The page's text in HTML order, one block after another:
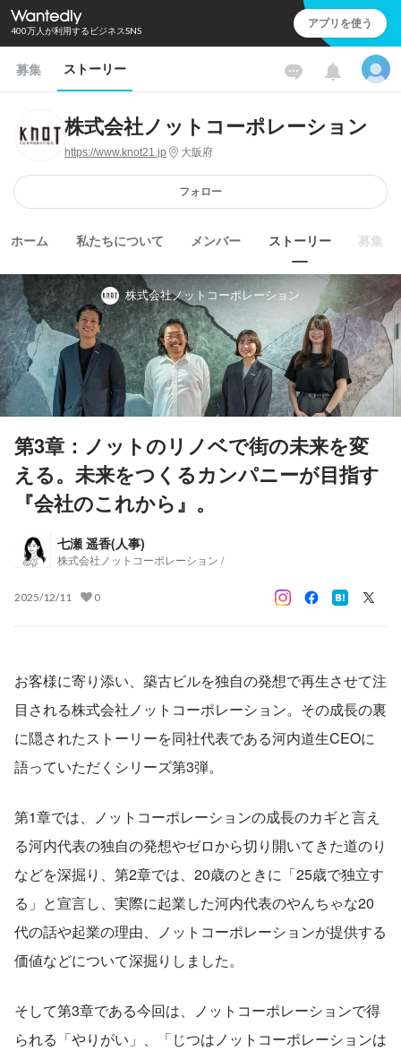
400万人が利用するビジネスSNS アプリを使う
募集 ストーリー
株式会社ノットコーポレーション
https://www.knot21.jp 大阪府
フォロー
ホーム 私たちについて メンバー ストーリー 募集
株式会社ノットコーポレーション
第3章：ノットのリノベで街の未来を変
える。未来をつくるカンパニーが目指す
『会社のこれから』。
七瀬 遥香(人事)
株式会社ノットコーポレーション /
2025/12/11 0
お客様に寄り添い、築古ビルを独自の発想で再生させて注
目される株式会社ノットコーポレーション。その成長の裏
に隠されたストーリーを同社代表である河内道生CEOに
語っていただくシリーズ第3弾。
第1章では、ノットコーポレーションの成長のカギと言え
る河内代表の独自の発想やゼロから切り開いてきた道のり
などを深掘り、第2章では、20歳のときに「25歳で独立す
る」と宣言し、実際に起業した河内代表のやんちゃな20
代の話や起業の理由、ノットコーポレーションが提供する
価値などについて深掘りしました。
そして第3章である今回は、ノットコーポレーションで得
られる「やりがい」、「じつはノットコーポレーションは